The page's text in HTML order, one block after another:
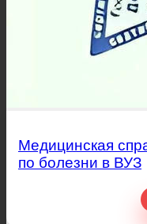
Медицинская
по болезни в ВУЗ